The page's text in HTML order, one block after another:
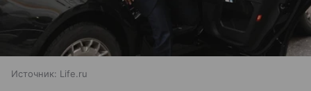
Источник: Life.ru